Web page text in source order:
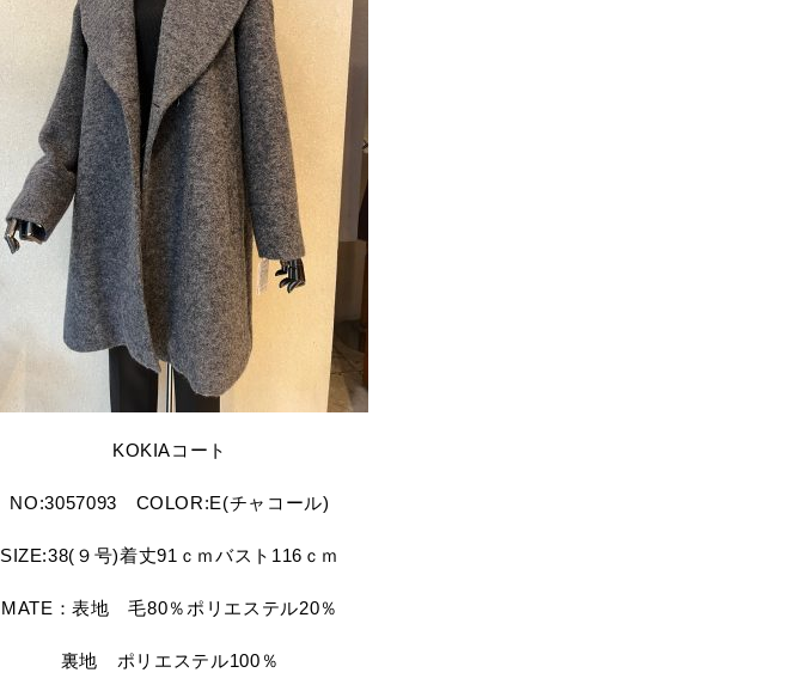
KOKIAコート
NO:3057093 COLOR:E(チャコール)
SIZE:38(９号)着丈91ｃｍバスト116ｃｍ
MATE：表地 毛80％ポリエステル20％
裏地 ポリエステル100％